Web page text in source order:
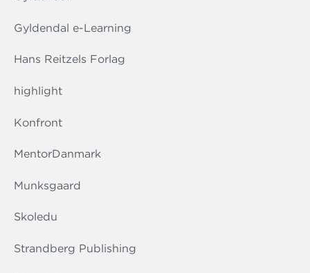
Gyldendal e-Learning
Hans Reitzels Forlag
highlight
Konfront
MentorDanmark
Munksgaard
Skoledu
Strandberg Publishing